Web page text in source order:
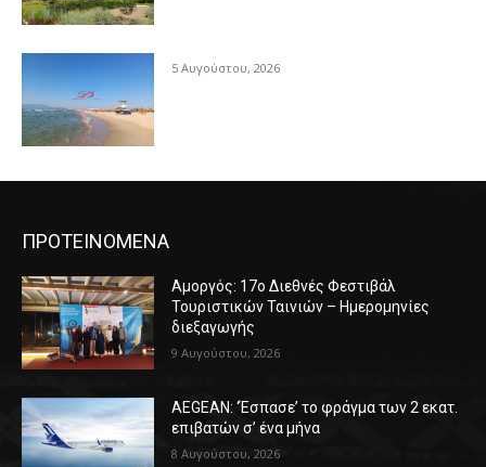
5 Αυγούστου, 2026
ΠΡΟΤΕΙΝΟΜΕΝΑ
Αμοργός: 17ο Διεθνές Φεστιβάλ
Τουριστικών Ταινιών – Ημερομηνίες
διεξαγωγής
9 Αυγούστου, 2026
AEGEAN: ‘Έσπασε’ το φράγμα των 2 εκατ.
επιβατών σ’ ένα μήνα
8 Αυγούστου, 2026